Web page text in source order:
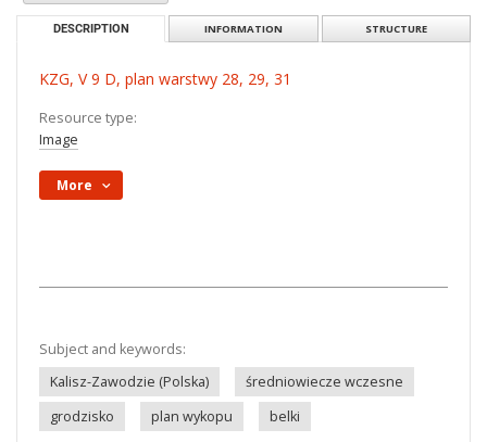
DESCRIPTION INFORMATION STRUCTURE
KZG, V 9 D, plan warstwy 28, 29, 31
Resource type:
Image
More
Subject and keywords:
Kalisz-Zawodzie (Polska)
średniowiecze wczesne
grodzisko
plan wykopu belki